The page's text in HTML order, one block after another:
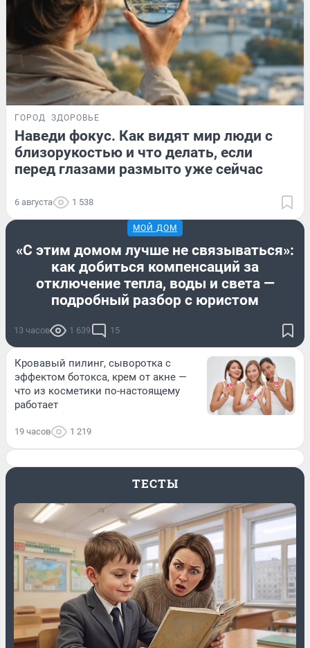
ГОРОД ЗДОРОВЬЕ
Наведи фокус. Как видят мир люди с
близорукостью и что делать, если
перед глазами размыто уже сейчас
6 августа 1 538
МОЙ ДОМ
«С этим домом лучше не связываться»:
как добиться компенсаций за
отключение тепла, воды и света —
подробный разбор с юристом
13 часов 1 639 15
Кровавый пилинг, сыворотка с
эффектом ботокса, крем от акне —
что из косметики по-настоящему
работает
19 часов 1 219
ТЕСТЫ